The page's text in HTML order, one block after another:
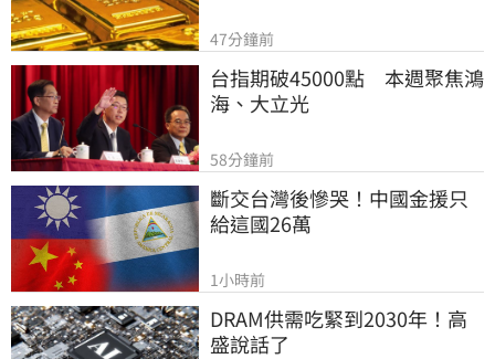
47分鐘前
台指期破45000點　本週聚焦鴻
海、大立光
58分鐘前
斷交台灣後慘哭！中國金援只
給這國26萬
1小時前
DRAM供需吃緊到2030年！高
盛說話了